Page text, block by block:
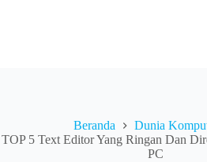
Beranda
Dunia
TOP 5 Text Editor Yang Ringan Dan
PC